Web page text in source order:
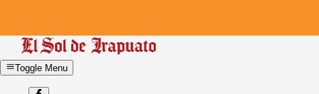
Toggle Menu